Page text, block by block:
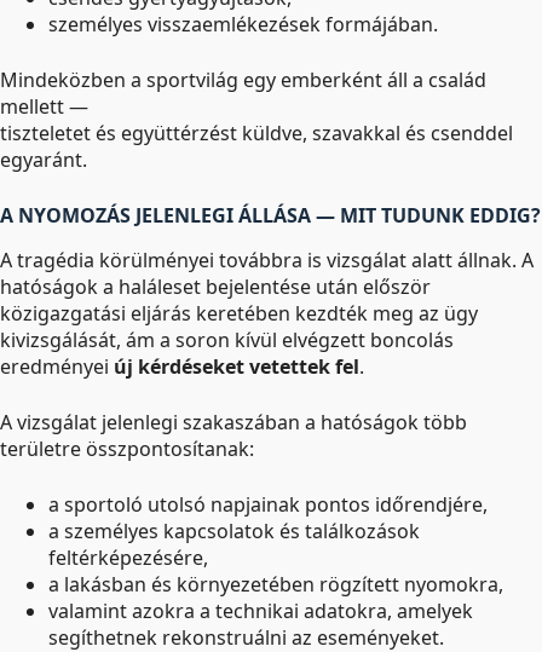
személyes visszaemlékezések formájában.
Mindeközben a sportvilág egy emberként áll a család
mellett —
tiszteletet és együttérzést küldve, szavakkal és csenddel
egyaránt.
A NYOMOZÁS JELENLEGI ÁLLÁSA — MIT TUDUNK EDDIG?
A tragédia körülményei továbbra is vizsgálat alatt állnak. A
hatóságok a haláleset bejelentése után először
közigazgatási eljárás keretében kezdték meg az ügy
kivizsgálását, ám a soron kívül elvégzett boncolás
eredményei új kérdéseket vetettek fel.
A vizsgálat jelenlegi szakaszában a hatóságok több
területre összpontosítanak:
a sportoló utolsó napjainak pontos időrendjére,
a személyes kapcsolatok és találkozások
feltérképezésére,
a lakásban és környezetében rögzített nyomokra,
valamint azokra a technikai adatokra, amelyek
segíthetnek rekonstruálni az eseményeket.